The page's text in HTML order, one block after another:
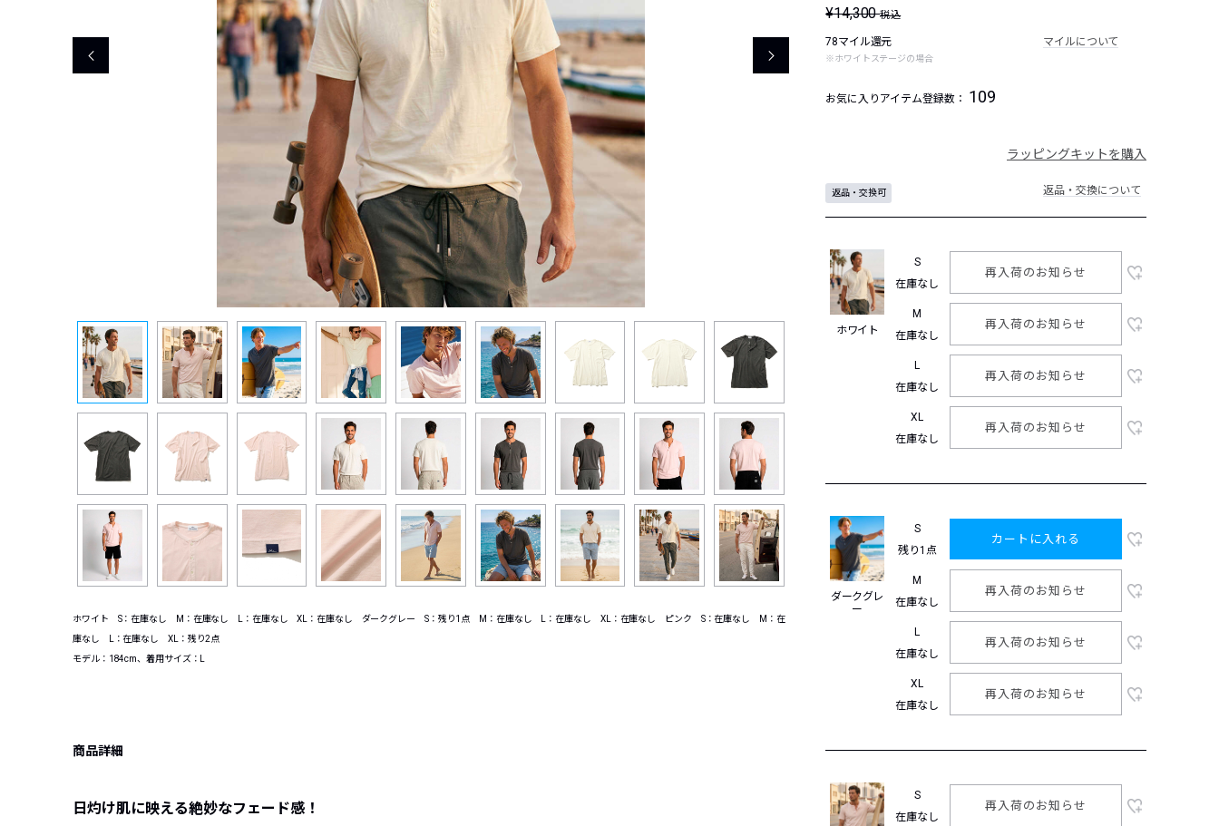
フォーカスブランド
セールおすすめアイテム
人気アイテム TOP 15
ホワイト S：在庫なし M：在庫なし L：在庫なし XL：在庫なし ダークグレー S：残り1点 M：在庫なし L：在庫なし XL：在庫なし ピンク S：在庫なし M：在
庫なし L：在庫なし XL：残り2点
モデル：184cm、着用サイズ：L
商品詳細
日灼け肌に映える絶妙なフェード感！
¥14,300税込
78マイル還元
※ホワイトステージの場合
マイルについて
お気に入りアイテム登録数： 109
ラッピングキットを購入
返品・交換可 返品・交換について
ホワイト
S
在庫なし
再入荷のお知らせ
M
在庫なし
再入荷のお知らせ
L
在庫なし
再入荷のお知らせ
XL
在庫なし
再入荷のお知らせ
ダークグレ
ー
S
残り1点
カートに入れる
M
在庫なし
再入荷のお知らせ
L
在庫なし
再入荷のお知らせ
XL
在庫なし
再入荷のお知らせ
S
在庫なし
再入荷のお知らせ